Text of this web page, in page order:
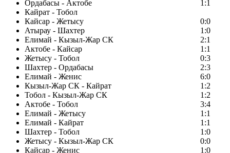
Ордабасы - Актобе
1:1
Кайрат - Тобол
Кайсар - Жетысу
0:0
Атырау - Шахтер
1:0
Елимай - Кызыл-Жар СК
2:1
Актобе - Кайсар
1:1
Жетысу - Тобол
0:3
Шахтер - Ордабасы
2:3
Елимай - Женис
6:0
Кызыл-Жар СК - Кайрат
1:2
Тобол - Кызыл-Жар СК
1:2
Актобе - Тобол
3:4
Елимай - Жетысу
1:1
Елимай - Кайрат
1:1
Шахтер - Тобол
1:0
Жетысу - Кызыл-Жар СК
0:0
Кайсар - Женис
1:0